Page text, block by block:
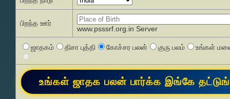
பிறந்த ஊர்
www.psssrf.org.in Server
ஜாதகம் திசா புத்தி கோச்சர பலன் குரு பலம் உங்கள்